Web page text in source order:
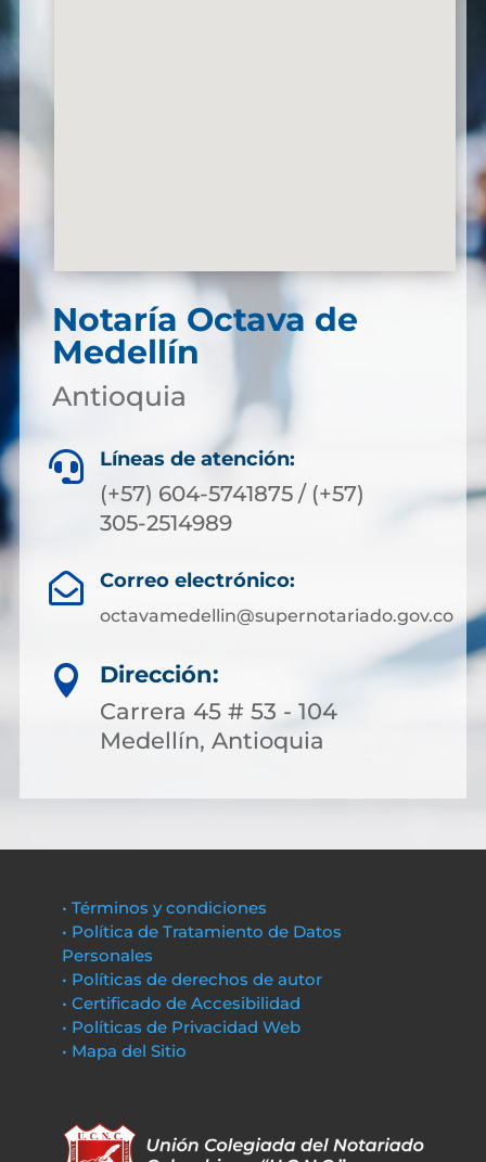
Notaría Octava de
Medellín
Antioquia
 Líneas de atención:
(+57) 604-5741875 / (+57)
305-2514989
 Correo electrónico:
octavamedellin@supernotariado.gov.co

Dirección:
Carrera 45 # 53 - 104
Medellín, Antioquia
• Términos y condiciones
• Política de Tratamiento de Datos
Personales
• Políticas de derechos de autor
• Certificado de Accesibilidad
• Políticas de Privacidad Web
• Mapa del Sitio